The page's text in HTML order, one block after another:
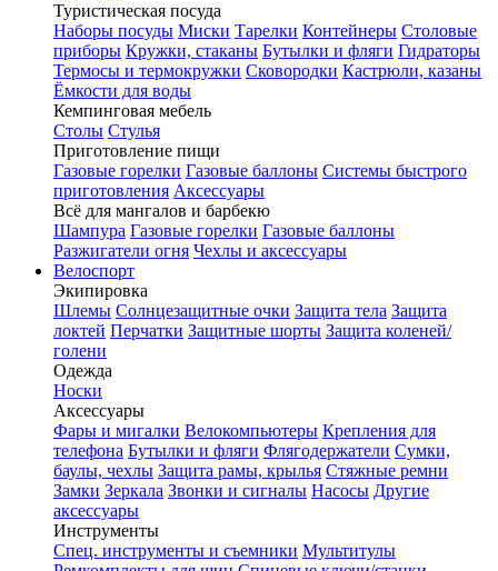
Туристическая посуда
Наборы посуды Миски Тарелки Контейнеры Столовые
приборы Кружки, стаканы Бутылки и фляги Гидраторы
Термосы и термокружки Сковородки Кастрюли, казаны
Ёмкости для воды
Кемпинговая мебель
Столы Стулья
Приготовление пищи
Газовые горелки Газовые баллоны Системы быстрого
приготовления Аксессуары
Всё для мангалов и барбекю
Шампура Газовые горелки Газовые баллоны
Разжигатели огня Чехлы и аксессуары
Велоспорт
Экипировка
Шлемы Солнцезащитные очки Защита тела Защита
локтей Перчатки Защитные шорты Защита коленей/
голени
Одежда
Носки
Аксессуары
Фары и мигалки Велокомпьютеры Крепления для
телефона Бутылки и фляги Флягодержатели Сумки,
баулы, чехлы Защита рамы, крылья Стяжные ремни
Замки Зеркала Звонки и сигналы Насосы Другие
аксессуары
Инструменты
Спец. инструменты и съемники Мультитулы